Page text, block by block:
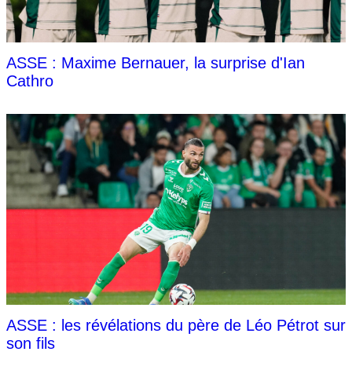
ASSE : Maxime Bernauer, la surprise d'Ian
Cathro
ASSE : les révélations du père de Léo Pétrot sur
son fils